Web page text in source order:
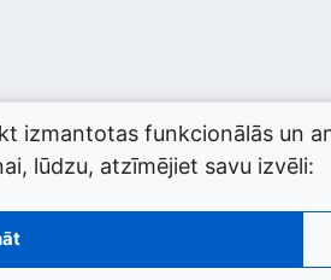
izmantotas funkcionālās un
lūdzu, atzīmējiet savu izvēli: